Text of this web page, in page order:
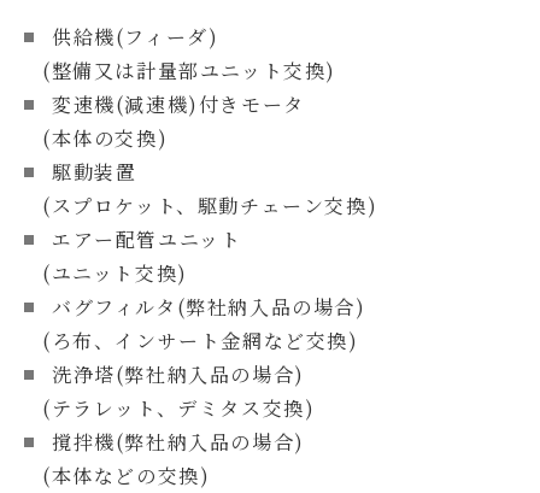
供給機(フィーダ)
(整備又は計量部ユニット交換)
変速機(減速機)付きモータ
(本体の交換)
駆動装置
(スプロケット、駆動チェーン交換)
エアー配管ユニット
(ユニット交換)
バグフィルタ(弊社納入品の場合)
(ろ布、インサート金網など交換)
洗浄塔(弊社納入品の場合)
(テラレット、デミタス交換)
撹拌機(弊社納入品の場合)
(本体などの交換)